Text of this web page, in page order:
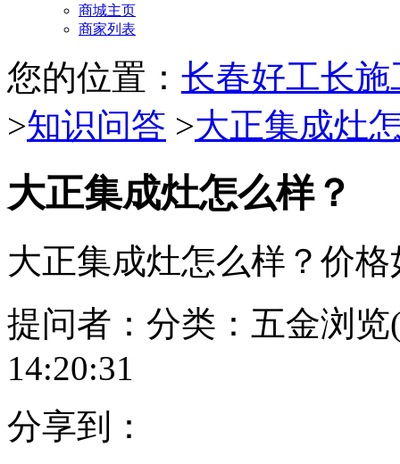
商城主页
商家列表
您的位置： 长春好工长
>知识问答 >大正集成灶
大正集成灶怎么样？
大正集成灶怎么样？价格
提问者： 分类：五金浏览
14:20:31
分享到：